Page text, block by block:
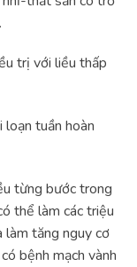
trị với liều thấp
tuần hoàn
từng bước trong
thể làm các triệu
làm tăng nguy cơ
bệnh mạch vành